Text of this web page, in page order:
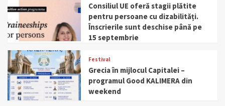
Consiliul UE oferă stagii plătite
pentru persoane cu dizabilități.
Înscrierile sunt deschise până pe
15 septembrie
Festival
Grecia în mijlocul Capitalei –
programul Good KALIMERA din
weekend